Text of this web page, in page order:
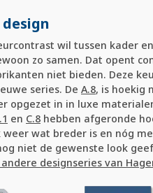
wil tussen kader
zo samen. Dat opent
niet bieden. Deze
series. De A.8, is hoekig
opgezet in in luxe
en C.8 hebben afgeronde
wat breder is en nóg
niet de gewenste look
designseries van